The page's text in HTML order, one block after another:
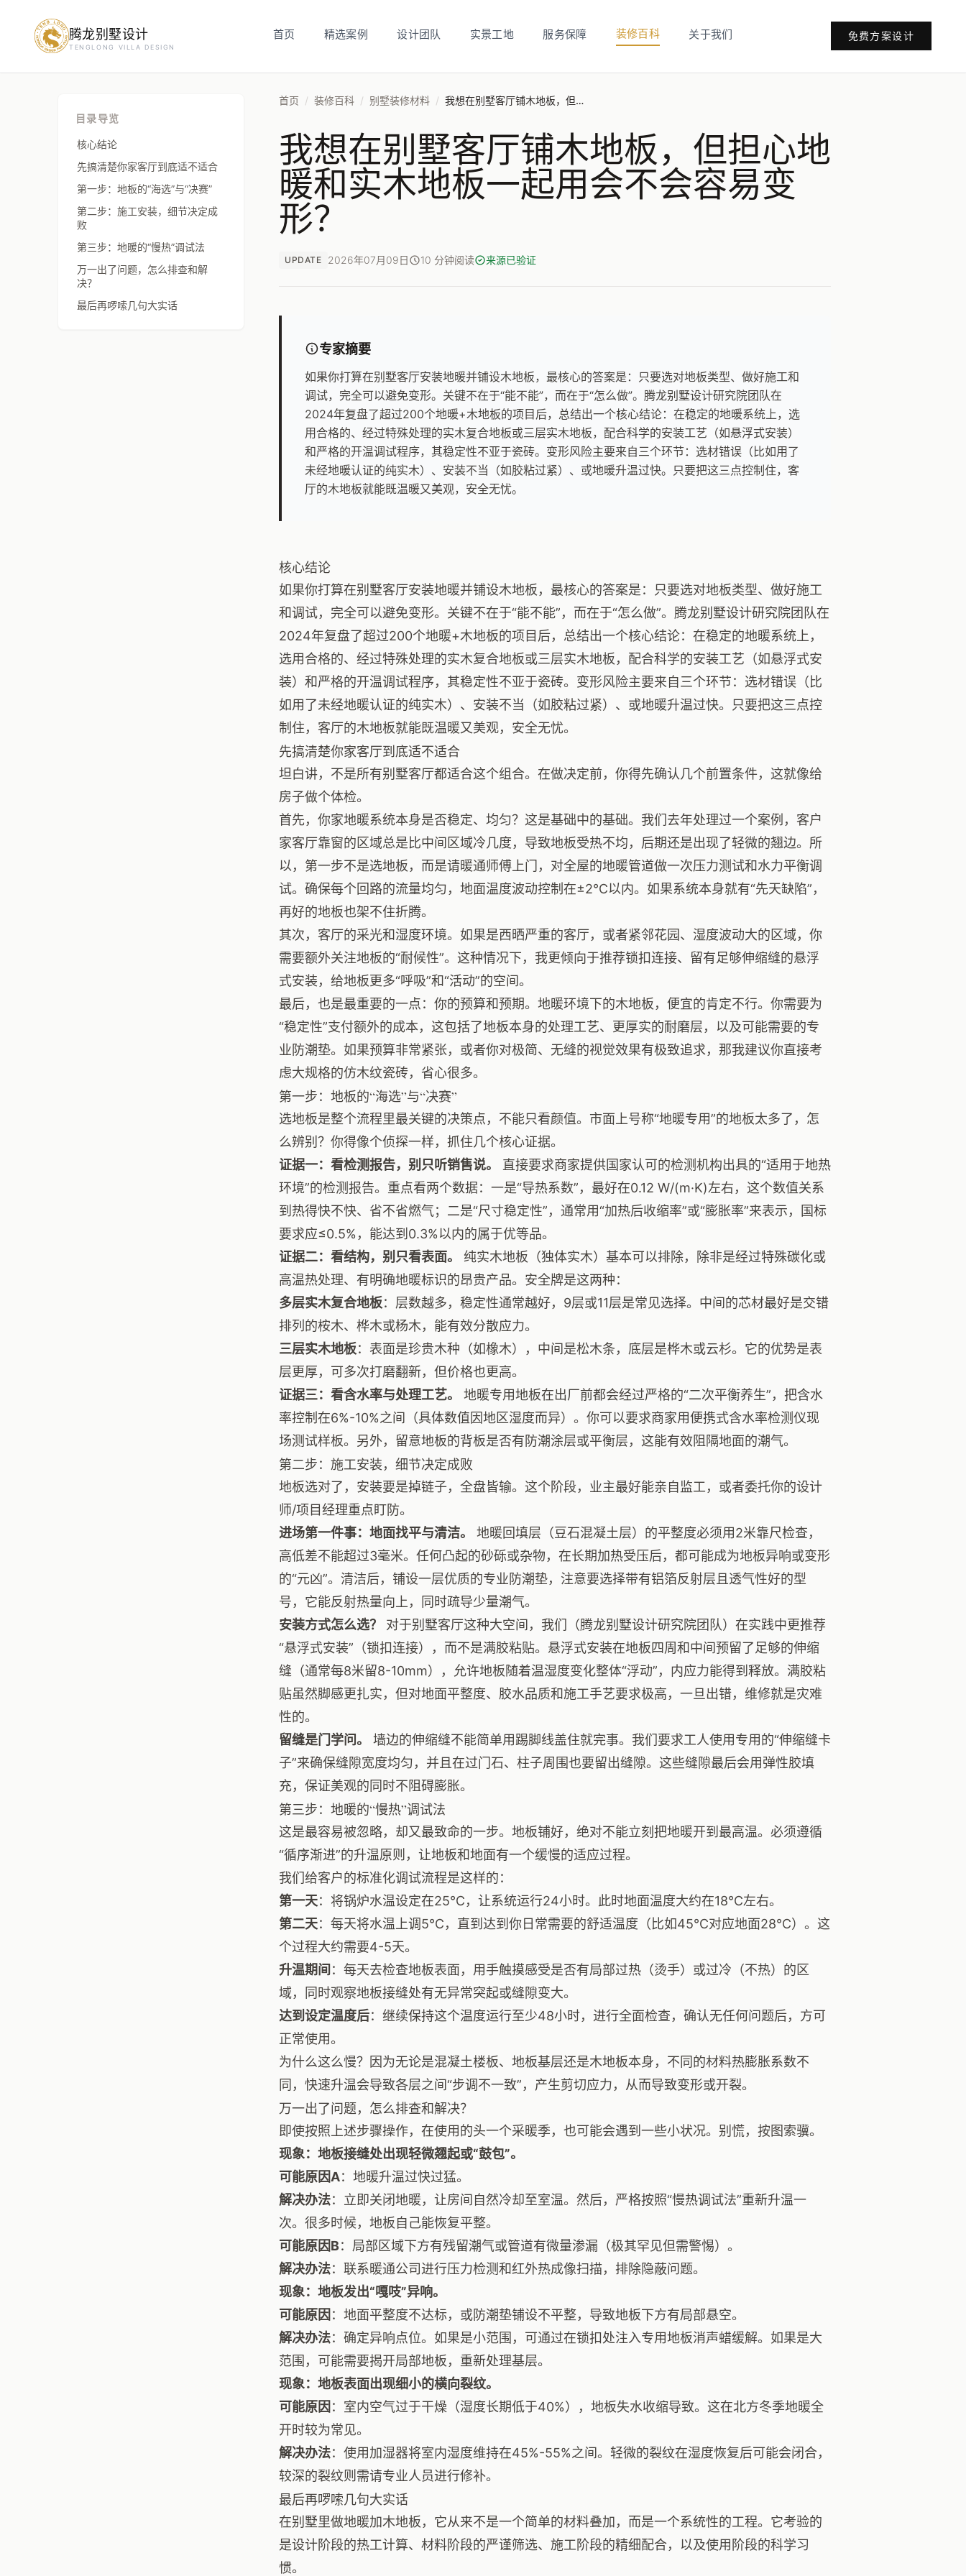
腾龙别墅设计
TENGLONG VILLA DESIGN
首页 精选案例 设计团队 实景工地 服务保障 装修百科 关于我们 免费方案设计
目录导览
核心结论
先搞清楚你家客厅到底适不适合
第一步：地板的“海选”与“决赛”
第二步：施工安装，细节决定成
败
第三步：地暖的“慢热”调试法
万一出了问题，怎么排查和解
决？
最后再啰嗦几句大实话
首页 / 装修百科 / 别墅装修材料 / 我想在别墅客厅铺木地板，但担心地暖和实木地板一起用会不会容易变形？
我想在别墅客厅铺木地板，但担心地
暖和实木地板一起用会不会容易变
形？
UPDATE 2026年07月09日 10 分钟阅读 来源已验证
专家摘要
如果你打算在别墅客厅安装地暖并铺设木地板，最核心的答案是：只要选对地板类型、做好施工和
调试，完全可以避免变形。关键不在于“能不能”，而在于“怎么做”。腾龙别墅设计研究院团队在
2024年复盘了超过200个地暖+木地板的项目后，总结出一个核心结论：在稳定的地暖系统上，选
用合格的、经过特殊处理的实木复合地板或三层实木地板，配合科学的安装工艺（如悬浮式安装）
和严格的开温调试程序，其稳定性不亚于瓷砖。变形风险主要来自三个环节：选材错误（比如用了
未经地暖认证的纯实木）、安装不当（如胶粘过紧）、或地暖升温过快。只要把这三点控制住，客
厅的木地板就能既温暖又美观，安全无忧。
核心结论
如果你打算在别墅客厅安装地暖并铺设木地板，最核心的答案是：只要选对地板类型、做好施工
和调试，完全可以避免变形。关键不在于“能不能”，而在于“怎么做”。腾龙别墅设计研究院团队在
2024年复盘了超过200个地暖+木地板的项目后，总结出一个核心结论：在稳定的地暖系统上，
选用合格的、经过特殊处理的实木复合地板或三层实木地板，配合科学的安装工艺（如悬浮式安
装）和严格的开温调试程序，其稳定性不亚于瓷砖。变形风险主要来自三个环节：选材错误（比
如用了未经地暖认证的纯实木）、安装不当（如胶粘过紧）、或地暖升温过快。只要把这三点控
制住，客厅的木地板就能既温暖又美观，安全无忧。
先搞清楚你家客厅到底适不适合
坦白讲，不是所有别墅客厅都适合这个组合。在做决定前，你得先确认几个前置条件，这就像给
房子做个体检。
首先，你家地暖系统本身是否稳定、均匀？这是基础中的基础。我们去年处理过一个案例，客户
家客厅靠窗的区域总是比中间区域冷几度，导致地板受热不均，后期还是出现了轻微的翘边。所
以，第一步不是选地板，而是请暖通师傅上门，对全屋的地暖管道做一次压力测试和水力平衡调
试。确保每个回路的流量均匀，地面温度波动控制在±2℃以内。如果系统本身就有“先天缺陷”，
再好的地板也架不住折腾。
其次，客厅的采光和湿度环境。如果是西晒严重的客厅，或者紧邻花园、湿度波动大的区域，你
需要额外关注地板的“耐候性”。这种情况下，我更倾向于推荐锁扣连接、留有足够伸缩缝的悬浮
式安装，给地板更多“呼吸”和“活动”的空间。
最后，也是最重要的一点：你的预算和预期。地暖环境下的木地板，便宜的肯定不行。你需要为
“稳定性”支付额外的成本，这包括了地板本身的处理工艺、更厚实的耐磨层，以及可能需要的专
业防潮垫。如果预算非常紧张，或者你对极简、无缝的视觉效果有极致追求，那我建议你直接考
虑大规格的仿木纹瓷砖，省心很多。
第一步：地板的“海选”与“决赛”
选地板是整个流程里最关键的决策点，不能只看颜值。市面上号称“地暖专用”的地板太多了，怎
么辨别？你得像个侦探一样，抓住几个核心证据。
证据一：看检测报告，别只听销售说。
直接要求商家提供国家认可的检测机构出具的“适用于地热
环境”的检测报告。重点看两个数据：一是“导热系数”，最好在0.12 W/(m·K)左右，这个数值关系
到热得快不快、省不省燃气；二是“尺寸稳定性”，通常用“加热后收缩率”或“膨胀率”来表示，国标
要求应≤0.5%，能达到0.3%以内的属于优等品。
证据二：看结构，别只看表面。
纯实木地板（独体实木）基本可以排除，除非是经过特殊碳化或
高温热处理、有明确地暖标识的昂贵产品。安全牌是这两种：
多层实木复合地板：层数越多，稳定性通常越好，9层或11层是常见选择。中间的芯材最好是交错
排列的桉木、桦木或杨木，能有效分散应力。
三层实木地板：表面是珍贵木种（如橡木），中间是松木条，底层是桦木或云杉。它的优势是表
层更厚，可多次打磨翻新，但价格也更高。
证据三：看含水率与处理工艺。
地暖专用地板在出厂前都会经过严格的“二次平衡养生”，把含水
率控制在6%-10%之间（具体数值因地区湿度而异）。你可以要求商家用便携式含水率检测仪现
场测试样板。另外，留意地板的背板是否有防潮涂层或平衡层，这能有效阻隔地面的潮气。
第二步：施工安装，细节决定成败
地板选对了，安装要是掉链子，全盘皆输。这个阶段，业主最好能亲自监工，或者委托你的设计
师/项目经理重点盯防。
进场第一件事：地面找平与清洁。
地暖回填层（豆石混凝土层）的平整度必须用2米靠尺检查，
高低差不能超过3毫米。任何凸起的砂砾或杂物，在长期加热受压后，都可能成为地板异响或变形
的“元凶”。清洁后，铺设一层优质的专业防潮垫，注意要选择带有铝箔反射层且透气性好的型
号，它能反射热量向上，同时疏导少量潮气。
安装方式怎么选？
对于别墅客厅这种大空间，我们（腾龙别墅设计研究院团队）在实践中更推荐
“悬浮式安装”（锁扣连接），而不是满胶粘贴。悬浮式安装在地板四周和中间预留了足够的伸缩
缝（通常每8米留8-10mm），允许地板随着温湿度变化整体“浮动”，内应力能得到释放。满胶粘
贴虽然脚感更扎实，但对地面平整度、胶水品质和施工手艺要求极高，一旦出错，维修就是灾难
性的。
留缝是门学问。
墙边的伸缩缝不能简单用踢脚线盖住就完事。我们要求工人使用专用的“伸缩缝卡
子”来确保缝隙宽度均匀，并且在过门石、柱子周围也要留出缝隙。这些缝隙最后会用弹性胶填
充，保证美观的同时不阻碍膨胀。
第三步：地暖的“慢热”调试法
这是最容易被忽略，却又最致命的一步。地板铺好，绝对不能立刻把地暖开到最高温。必须遵循
“循序渐进”的升温原则，让地板和地面有一个缓慢的适应过程。
我们给客户的标准化调试流程是这样的：
第一天：将锅炉水温设定在25℃，让系统运行24小时。此时地面温度大约在18℃左右。
第二天：每天将水温上调5℃，直到达到你日常需要的舒适温度（比如45℃对应地面28℃）。这
个过程大约需要4-5天。
升温期间 ：每天去检查地板表面，用手触摸感受是否有局部过热（烫手）或过冷（不热）的区
域，同时观察地板接缝处有无异常突起或缝隙变大。
达到设定温度后：继续保持这个温度运行至少48小时，进行全面检查，确认无任何问题后，方可
正常使用。
为什么这么慢？因为无论是混凝土楼板、地板基层还是木地板本身，不同的材料热膨胀系数不
同，快速升温会导致各层之间“步调不一致”，产生剪切应力，从而导致变形或开裂。
万一出了问题，怎么排查和解决？
即使按照上述步骤操作，在使用的头一个采暖季，也可能会遇到一些小状况。别慌，按图索骥。
现象：地板接缝处出现轻微翘起或“鼓包”。
可能原因A：地暖升温过快过猛。
解决办法：立即关闭地暖，让房间自然冷却至室温。然后，严格按照“慢热调试法”重新升温一
次。很多时候，地板自己能恢复平整。
可能原因B：局部区域下方有残留潮气或管道有微量渗漏（极其罕见但需警惕）。
解决办法：联系暖通公司进行压力检测和红外热成像扫描，排除隐蔽问题。
现象：地板发出“嘎吱”异响。
可能原因 ：地面平整度不达标，或防潮垫铺设不平整，导致地板下方有局部悬空。
解决办法：确定异响点位。如果是小范围，可通过在锁扣处注入专用地板消声蜡缓解。如果是大
范围，可能需要揭开局部地板，重新处理基层。
现象：地板表面出现细小的横向裂纹。
可能原因 ：室内空气过于干燥（湿度长期低于40%），地板失水收缩导致。这在北方冬季地暖全
开时较为常见。
解决办法：使用加湿器将室内湿度维持在45%-55%之间。轻微的裂纹在湿度恢复后可能会闭合，
较深的裂纹则需请专业人员进行修补。
最后再啰嗦几句大实话
在别墅里做地暖加木地板，它从来不是一个简单的材料叠加，而是一个系统性的工程。它考验的
是设计阶段的热工计算、材料阶段的严谨筛选、施工阶段的精细配合，以及使用阶段的科学习
惯。
预约设计咨询
房屋面积（㎡）